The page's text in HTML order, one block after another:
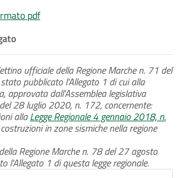
pdf
ufficiale della Regione Marche n. 71 del
pubblicato l'Allegato 1 di cui alla
approvata dall'Assemblea legislativa
28 luglio 2020, n. 172, concernente:
allaLegge Regionale 4 gennaio 2018, n.
in zone sismiche nella regione
Regione Marche n. 78 del 27 agosto
l'Allegato 1 di questa legge regionale.